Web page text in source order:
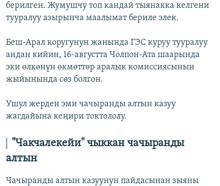
берилген. Жумушчу топ кандай тыянакка келгени
тууралуу азырынча маалымат бериле элек.
Беш-Арал коругунун жанында ГЭС куруу тууралуу
андан кийин, 16-августта Чолпон-Ата шаарында
эки өлкөнүн өкмөттөр аралык комиссиясынын
жыйынында сөз болгон.
Ушул жерден эми чачыранды алтын казуу
жагдайына кеңири токтололу.
"Чакчалекейи" чыккан чачыранды
алтын
Чачыранды алтын казуунун пайдасынан зыяны